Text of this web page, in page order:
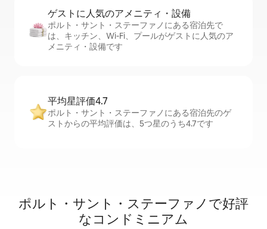
ゲストに人⁠気⁠のア⁠メ⁠ニ⁠テ⁠ィ・設⁠備
ポルト・サント・ステーファノにある宿泊先で
は、キッチン、Wi-Fi、プールがゲストに人気のア
メニティ・設備です
平均星評価4.7
ポルト・サント・ステーファノにある宿泊先のゲ
ストからの平均評価は、5つ星のうち4.7です
ポルト・サント・ステーファノで好評
なコンドミニアム